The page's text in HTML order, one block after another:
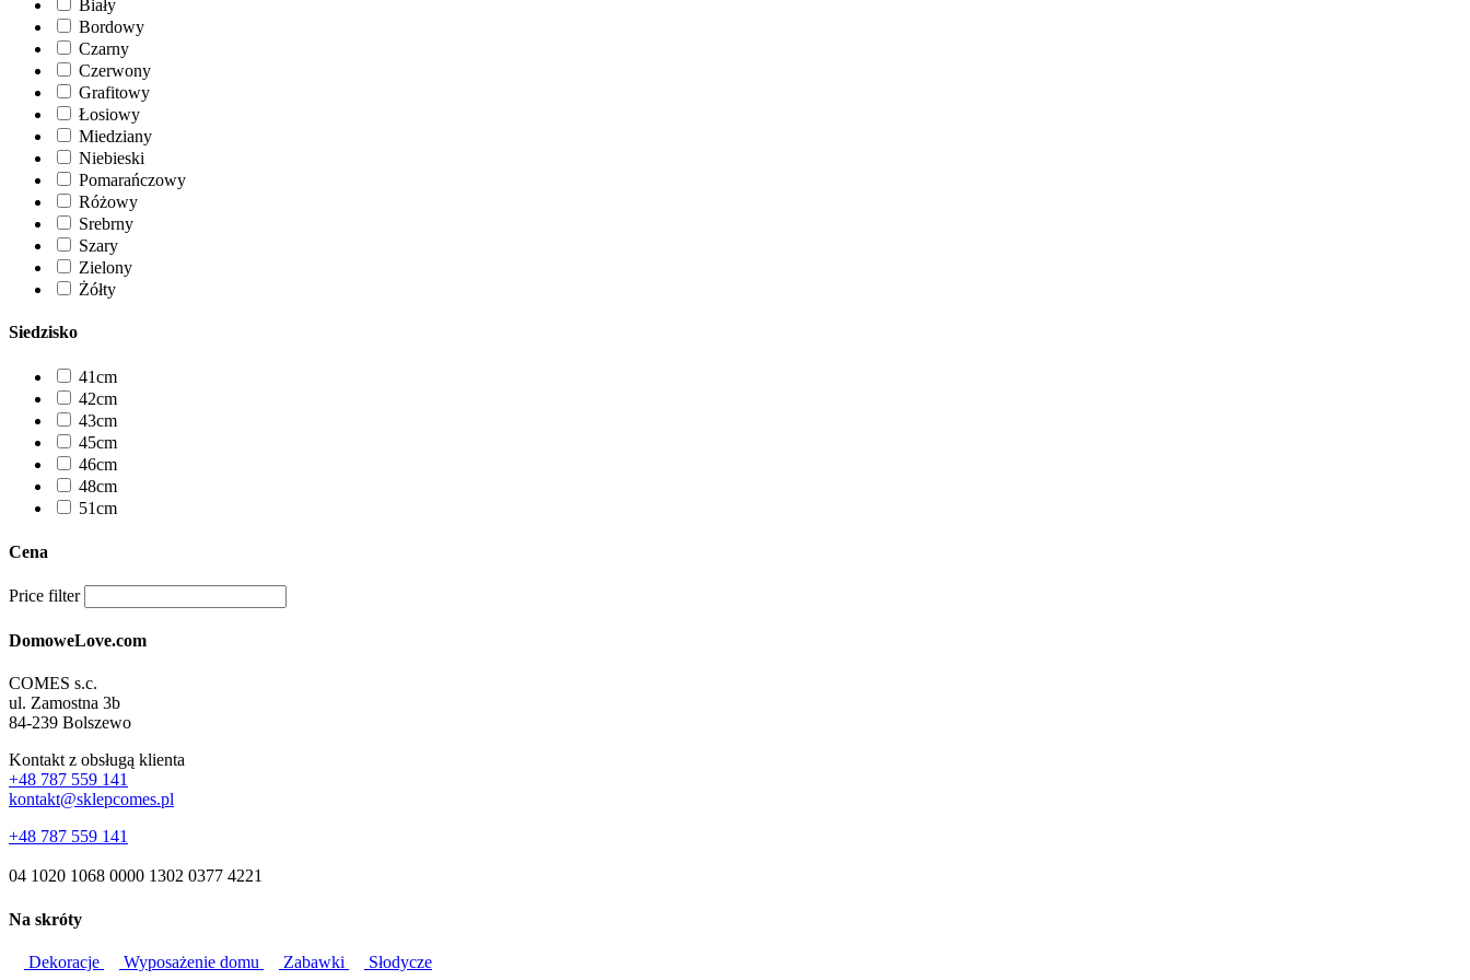
Biały
Bordowy
Czarny
Czerwony
Grafitowy
Łosiowy
Miedziany
Niebieski
Pomarańczowy
Różowy
Srebrny
Szary
Zielony
Żółty
Siedzisko
41cm
42cm
43cm
45cm
46cm
48cm
51cm
Cena
Price filter
DomoweLove.com
COMES s.c.
ul. Zamostna 3b
84-239 Bolszewo
Kontakt z obsługą klienta
+48 787 559 141
kontakt@sklepcomes.pl
+48 787 559 141
04 1020 1068 0000 1302 0377 4221
Na skróty
Dekoracje Wyposażenie domu Zabawki Słodycze